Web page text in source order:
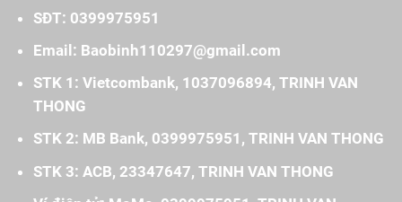
SĐT: 0399975951
Email: Baobinh110297@gmail.com
STK 1: Vietcombank, 1037096894, TRINH VAN
THONG
STK 2: MB Bank, 0399975951, TRINH VAN THONG
STK 3: ACB, 23347647, TRINH VAN THONG